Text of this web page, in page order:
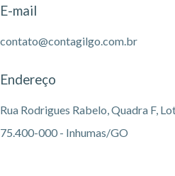
E-mail
contato@contagilgo.com.br
Endereço
Rua Rodrigues Rabelo, Quadra F,
75.400-000 - Inhumas/GO